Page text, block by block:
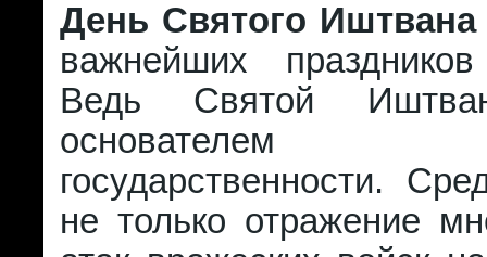
День Святого Иштвана
важнейших
Ведь Святой
основателем
государственности.
не только отражение